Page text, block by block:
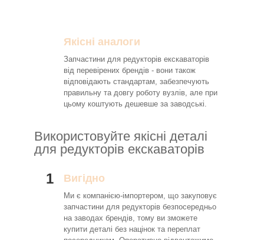
Якісні аналоги
Запчастини для редукторів екскаваторів
від перевірених брендів - вони також
відповідають стандартам, забезпечують
правильну та довгу роботу вузлів, але при
цьому коштують дешевше за заводські.
Використовуйте якісні деталі
для редукторів екскаваторів
1 Вигідно
Ми є компанією-імпортером, що закуповує
запчастини для редукторів безпосередньо
на заводах брендів, тому ви зможете
купити деталі без націнок та переплат